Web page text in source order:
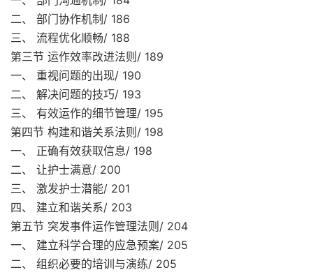
二、 部门协作机制/ 186
三、 流程优化顺畅/ 188
第三节 运作效率改进法则/ 189
一、 重视问题的出现/ 190
二、 解决问题的技巧/ 193
三、 有效运作的细节管理/ 195
第四节 构建和谐关系法则/ 198
一、 正确有效获取信息/ 198
二、 让护士满意/ 200
三、 激发护士潜能/ 201
四、 建立和谐关系/ 203
第五节 突发事件运作管理法则/ 204
一、 建立科学合理的应急预案/ 205
二、 组织必要的培训与演练/ 205